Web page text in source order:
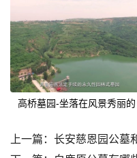
高桥墓园-坐落在风景秀丽的
上一篇： 长安慈恩园公墓